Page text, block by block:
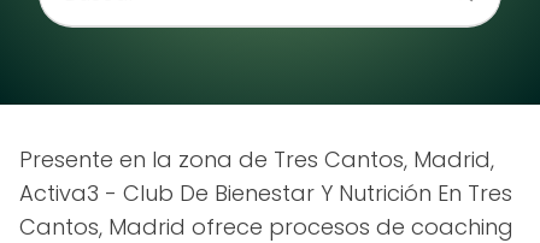
Presente en la zona de Tres Cantos, Madrid,
Activa3 - Club De Bienestar Y Nutrición En Tres
Cantos, Madrid ofrece procesos de coaching